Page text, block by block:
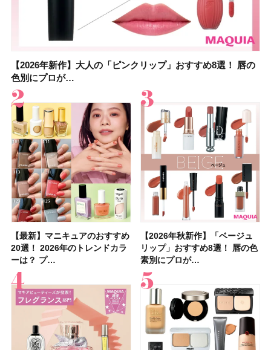
【2026年新作】大人の「ピンクリップ」おすすめ8選！ 唇の
色別にプロが…
【最新】マニキュアのおすすめ
20選！ 2026年のトレンドカラ
ーは？ プ…
【2026年秋新作】「ベージュ
リップ」おすすめ8選！ 唇の色
素別にプロが…
【上田竜也さんのマイベストコスメ５選】大人になって開眼
したからこそ愛が深…
【2026年夏】汗に強い日焼け
止めのおすすめ13選！ 汗で塗
膜が強化され…
【石井美保さん】おすすめの
「ブライトニング」11選！ ス
キンケアからサプ…
【2026年新作】大人の「ピンクリップ」おすすめ8選！ 唇の
色別にプロが…
【最新】マニキュアのおすすめ
20選！ 2026年のトレンドカラ
ーは？ プ…
【2026年秋新作】「ベージュ
リップ」おすすめ8選！ 唇の色
素別にプロが…
【2026夏】「香水・フレグランス」ランキングTOP5！＜美
容マニア・マ…
【デパコスのネイルオイル10
選】プレゼントにおすすめ！ケ
ア効果、ビジュ、…
【2026年】ボディ用日焼け止
めUVのおすすめ20選！ この夏
注目の人気…
【2026夏】「歯磨き粉・オーラルケア」ランキングTOP5！
＜美容マニア…
【石井美保さんのおすすめお菓
子＆お茶10選】手土産にもぴっ
たり
【板野友美さんの美活】「最
近、下の歯の矯正を再開したん
です」オーラルケア…
【2026年夏】40代におすすめの髪型30選！ 若く見える・手
入れが楽な…
【2026年夏】おすすめの髪型
36選！ショート・ボブ・ミディ
アム・ロング…
【2026年夏】小顔に見えるボ
ブの髪型37選！ レイヤー・切
りっぱなしな…
【鈴木えみさんの愛用品30選】コスメ・スキンケア・ヘアケ
アetc.お気に…
【読者プレゼント】羽の見えな
いハンディファン
「baramood」を3名様…
【2026年8月の一粒万倍日】お
すすめの開運コスメ＆美容アイ
テム10選！
【キャンメイク】売切続出！先行発売中の「クリアヴェール
セッティングパウダ…
【セザンヌ】8/7新色追加！
「ウォータリーティントリップ
」10モモピュ…
【限定】&be「リップカラーデ
ュオ 01 ピンクベージュ」レビ
ュー｜落ち…